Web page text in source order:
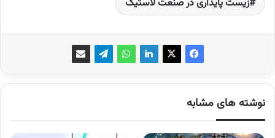
زیست پایداری در صنعت لاستیک
نوشته های مشابه